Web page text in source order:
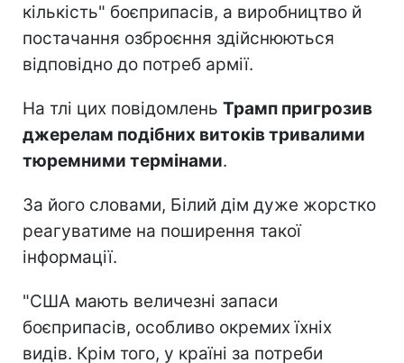
кількість" боєприпасів, а виробництво й
постачання озброєння здійснюються
відповідно до потреб армії.
На тлі цих повідомлень Трамп пригрозив
джерелам подібних витоків тривалими
тюремними термінами.
За його словами, Білий дім дуже жорстко
реагуватиме на поширення такої
інформації.
"США мають величезні запаси
боєприпасів, особливо окремих їхніх
видів. Крім того, у країні за потреби